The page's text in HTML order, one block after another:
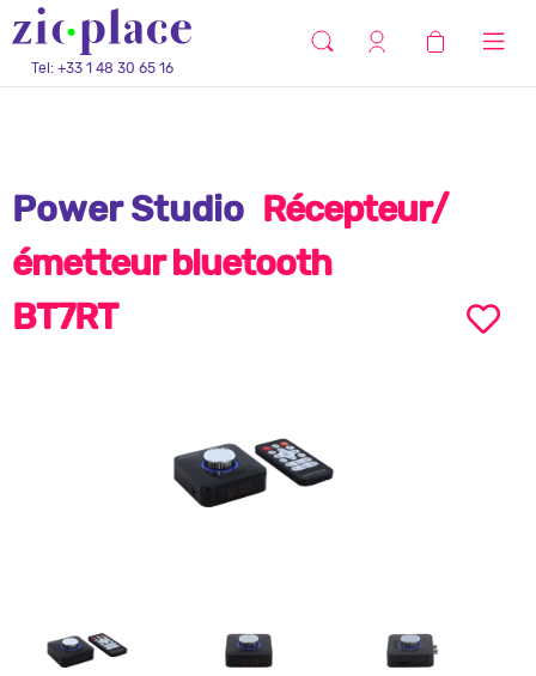
Tel: +33 1 48 30 65 16
Power Studio Récepteur/
émetteur bluetooth
BT7RT